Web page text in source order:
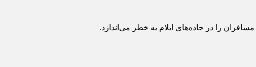
را در جاده‌های ایلام به خطر می‌اندازد.